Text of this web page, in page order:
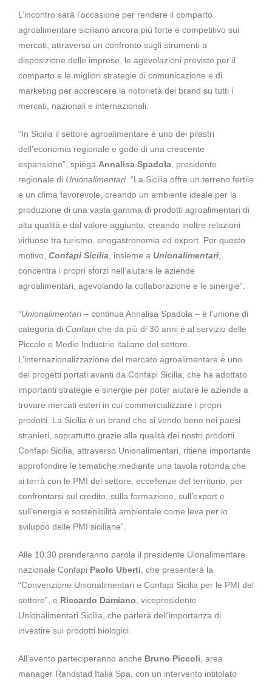
L’incontro sarà l’occasione per rendere il comparto
agroalimentare siciliano ancora più forte e competitivo sui
mercati, attraverso un confronto sugli strumenti a
disposizione delle imprese, le agevolazioni previste per il
comparto e le migliori strategie di comunicazione e di
marketing per accrescere la notorietà dei brand su tutti i
mercati, nazionali e internazionali.
“In Sicilia il settore agroalimentare è uno dei pilastri
dell’economia regionale e gode di una crescente
espansione”, spiega Annalisa Spadola , presidente
regionale di Unionalimentari. “La Sicilia offre un terreno fertile
e un clima favorevole, creando un ambiente ideale per la
produzione di una vasta gamma di prodotti agroalimentari di
alta qualità e dal valore aggiunto, creando inoltre relazioni
virtuose tra turismo, enogastronomia ed export. Per questo
motivo, Confapi Sicilia , insieme a Unionalimentari
concentra i propri sforzi nell’aiutare le aziende
agroalimentari, agevolando la collaborazione e le sinergie”.
“Unionalimentari– continua Annalisa Spadola – è l’unione di
categoria di Confapiche da più di 30 anni è al servizio delle
Piccole e Medie Industrie italiane del settore.
L’internazionalizzazione del mercato agroalimentare è uno
dei progetti portati avanti da Confapi Sicilia, che ha adottato
importanti strategie e sinergie per poter aiutare le aziende a
trovare mercati esteri in cui commercializzare i propri
prodotti. La Sicilia è un brand che si vende bene nei paesi
stranieri, soprattutto grazie alla qualità dei nostri prodotti.
Confapi Sicilia, attraverso Unionalimentari, ritiene importante
approfondire le tematiche mediante una tavola rotonda che
si terrà con le PMI del settore, eccellenze del territorio, per
confrontarsi sul credito, sulla formazione, sull’export e
sull’energia e sostenibilità ambientale come leva per lo
sviluppo delle PMI siciliane”.
Alle 10.30 prenderanno parola il presidente Uionalimentare
nazionale Confapi Paolo Uberti , che presenterà la
“Convenzione Unionalimentari e Confapi Sicilia per le PMI del
settore”, e Riccardo Damiano , vicepresidente
Unionalimentari Sicilia, che parlerà dell’importanza di
investire sui prodotti biologici.
All’evento parteciperanno anche Bruno Piccoli , area
manager Randstad Italia Spa, con un intervento intitolato